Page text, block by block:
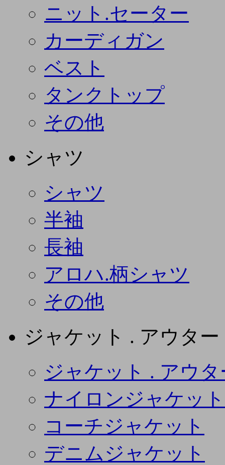
ニット.セーター
カーディガン
ベスト
タンクトップ
その他
シャツ
シャツ
半袖
長袖
アロハ.柄シャツ
その他
ジャケット . アウター
ジャケット . アウタ
ナイロンジャケット
コーチジャケット
デニムジャケット